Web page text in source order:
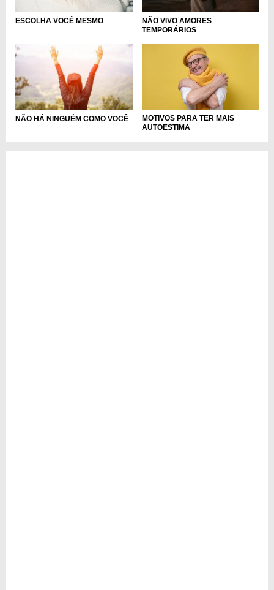
ESCOLHA VOCÊ MESMO
NÃO VIVO AMORES
TEMPORÁRIOS
NÃO HÁ NINGUÉM COMO VOCÊ
MOTIVOS PARA TER MAIS
AUTOESTIMA